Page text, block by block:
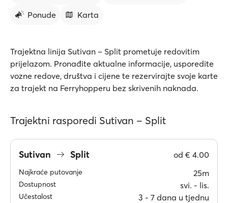
Ponude
Karta
Trajektna linija Sutivan – Split prometuje redovitim
prijelazom. Pronađite aktualne informacije, usporedite
vozne redove, društva i cijene te rezervirajte svoje karte
za trajekt na Ferryhopperu bez skrivenih naknada.
Trajektni rasporedi Sutivan – Split
Sutivan Split od € 4.00
Najkraće putovanje 25m
Dostupnost svi. ‐ lis.
Učestalost 3 ‐ 7 dana u tjednu